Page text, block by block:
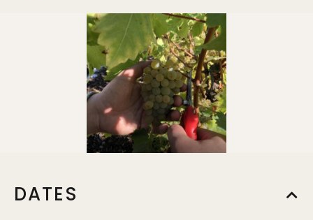
DATES